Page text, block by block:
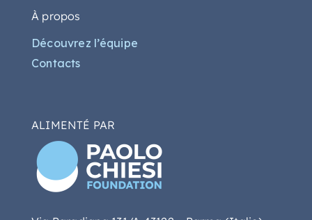
À propos
Découvrez l’équipe
Contacts
ALIMENTÉ PAR